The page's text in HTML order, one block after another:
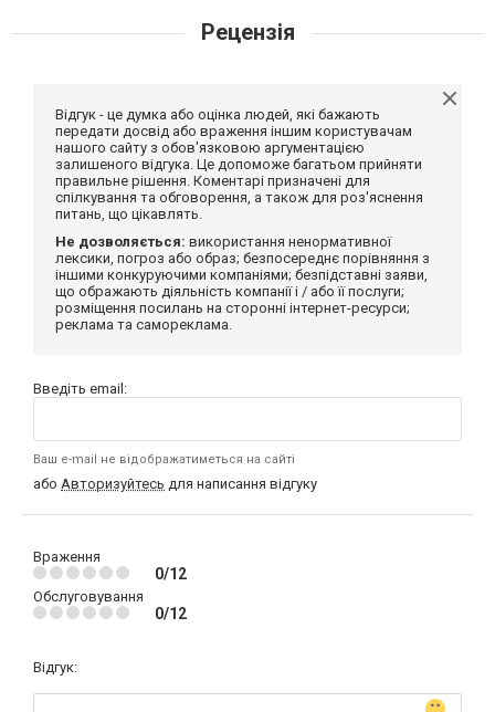
Рецензія
Відгук - це думка або оцінка людей, які бажають
передати досвід або враження іншим користувачам
нашого сайту з обов'язковою аргументацією
залишеного відгука. Це допоможе багатьом прийняти
правильне рішення. Коментарі призначені для
спілкування та обговорення, а також для роз'яснення
питань, що цікавлять.
Не дозволяється: використання ненормативної
лексики, погроз або образ; безпосереднє порівняння з
іншими конкуруючими компаніями; безпідставні заяви,
що ображають діяльність компанії і / або її послуги;
розміщення посилань на сторонні інтернет-ресурси;
реклама та самореклама.
Введіть email:
Ваш e-mail не відображатиметься на сайті
або Авторизуйтесь для написання відгуку
Враження
0/12
Обслуговування
0/12
Відгук: